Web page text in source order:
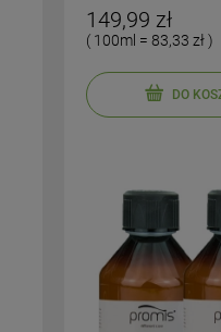
149,99 zł
( 100ml = 83,33 zł )
DO